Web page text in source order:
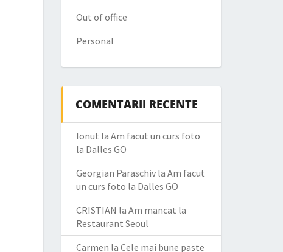
Out of office
Personal
COMENTARII RECENTE
Ionut la Am facut un curs foto
la Dalles GO
Georgian Paraschivla Am facut
un curs foto la Dalles GO
CRISTIAN la Am mancat la
Restaurant Seoul
Carmen la Cele mai bune paste